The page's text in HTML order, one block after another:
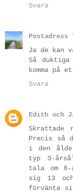
Svara
Postadress
Ja de kan
Så
komma på
Svara
Edith och
Precis så
i den
typ 3-
tala om 6-
sig 13
förvänta